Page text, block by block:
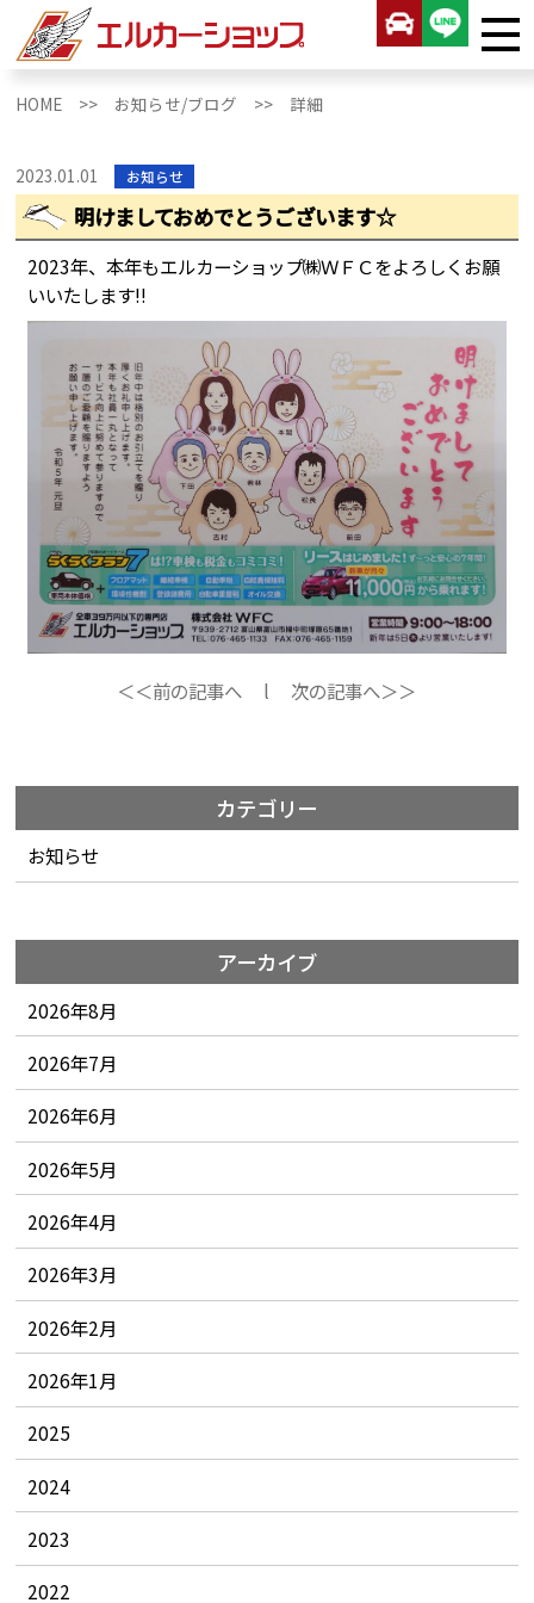
HOME >> お知らせ/ブログ >> 詳細
2023.01.01 お知らせ
明けましておめでとうございます☆
2023年、本年もエルカーショップ㈱ＷＦＣをよろしくお願
いいたします!!
＜＜前の記事へ l 次の記事へ＞＞
カテゴリー
お知らせ
アーカイブ
2026年8月
2026年7月
2026年6月
2026年5月
2026年4月
2026年3月
2026年2月
2026年1月
2025
2024
2023
2022